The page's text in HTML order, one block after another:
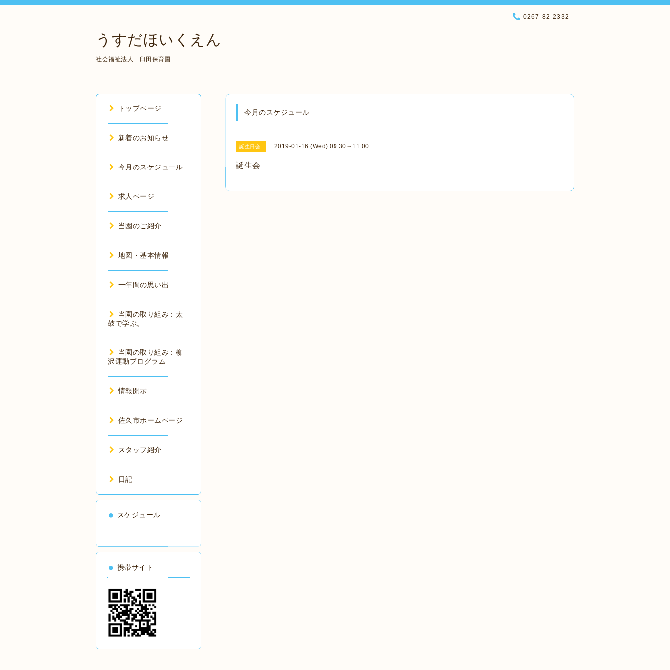
うすだほいくえん
社会福祉法人 臼田保育園
0267-82-2332
今月のスケジュール
誕生日会 2019-01-16 (Wed) 09:30～11:00
誕生会
トップページ
新着のお知らせ
今月のスケジュール
求人ページ
当園のご紹介
地図・基本情報
一年間の思い出
当園の取り組み：太
鼓で学ぶ。
当園の取り組み：柳
沢運動プログラム
情報開示
佐久市ホームページ
スタッフ紹介
日記
スケジュール
携帯サイト